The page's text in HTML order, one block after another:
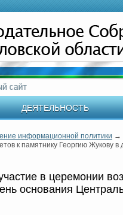
ДЕЯТЕЛЬНОСТЬ
информационной политики →
к памятнику Георгию Жукову в
в церемонии
основания